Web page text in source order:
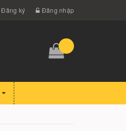
Đăng ký Đăng nhập